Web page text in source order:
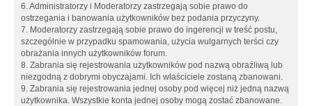
6. Administratorzy i Moderatorzy zastrzegają sobie prawo do
ostrzegania i banowania użytkowników bez podania przyczyny.
7. Moderatorzy zastrzegają sobie prawo do ingerencji w treść postu,
szczególnie w przypadku spamowania, użycia wulgarnych terści czy
obrażania innych użytkowników forum.
8. Zabrania się rejestrowania użytkowników pod nazwą obraźliwą lub
niezgodną z dobrymi obyczajami. Ich właściciele zostaną zbanowani.
9. Zabrania się rejestrowania jednej osoby pod więcej niż jedną nazwą
użytkownika. Wszystkie konta jednej osoby mogą zostać zbanowane.